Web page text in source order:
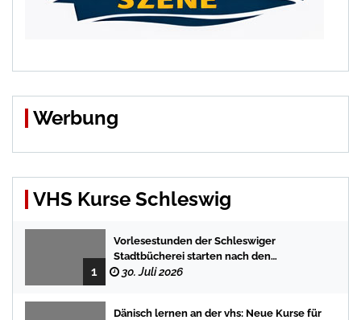
Werbung
VHS Kurse Schleswig
1
Vorlesestunden der Schleswiger
Stadtbücherei starten nach den
Sommerferien mit spannenden
30. Juli 2026
Dänisch lernen an der vhs: Neue Kurse für